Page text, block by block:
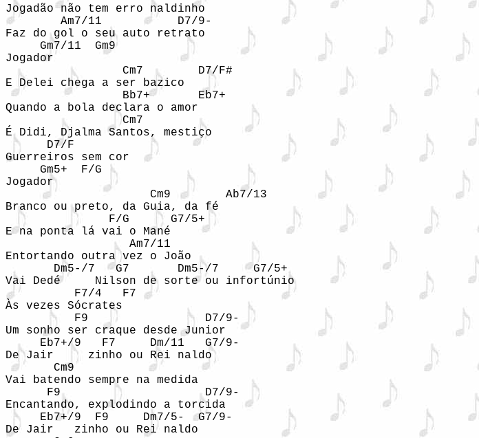
Jogadão não tem erro naldinho
        Am7/11           D7/9-
Faz do gol o seu auto retrato
     Gm7/11  Gm9
Jogador
                 Cm7        D7/F#
E Delei chega a ser bazico
                 Bb7+       Eb7+
Quando a bola declara o amor
                 Cm7
É Didi, Djalma Santos, mestiço
      D7/F
Guerreiros sem cor
     Gm5+  F/G
Jogador
                     Cm9        Ab7/13
Branco ou preto, da Guia, da fé
               F/G      G7/5+
E na ponta lá vai o Mané
                  Am7/11
Entortando outra vez o João
       Dm5-/7   G7       Dm5-/7     G7/5+
Vai Dedé     Nilson de sorte ou infortúnio
          F7/4   F7
Às vezes Sócrates
          F9                 D7/9-
Um sonho ser craque desde Junior
     Eb7+/9   F7     Dm/11   G7/9-
De Jair     zinho ou Rei naldo
       Cm9
Vai batendo sempre na medida
      F9                     D7/9-
Encantando, explodindo a torcida
     Eb7+/9  F9     Dm7/5-  G7/9-
De Jair   zinho ou Rei naldo